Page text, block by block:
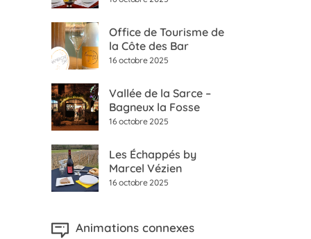
Office de Tourisme de
la Côte des Bar
16 octobre 2025
Vallée de la Sarce –
Bagneux la Fosse
16 octobre 2025
Les Échappés by
Marcel Vézien
16 octobre 2025
Animations connexes